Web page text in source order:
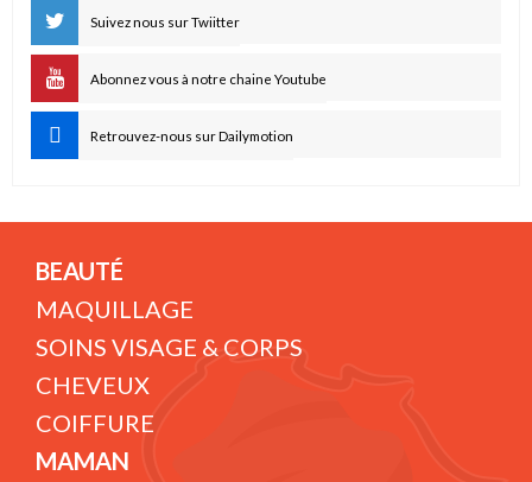
Suivez nous sur Twiitter
Abonnez vous à notre chaine Youtube
Retrouvez-nous sur Dailymotion
BEAUTÉ
MAQUILLAGE
SOINS VISAGE & CORPS
CHEVEUX
COIFFURE
MAMAN